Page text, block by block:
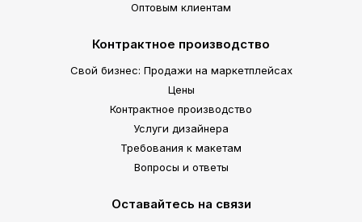
Оптовым клиентам
Контрактное производство
Свой бизнес: Продажи на маркетплейсах
Цены
Контрактное производство
Услуги дизайнера
Требования к макетам
Вопросы и ответы
Оставайтесь на связи